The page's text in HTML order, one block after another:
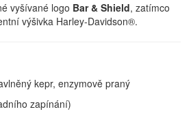
vyšívané logo Bar & Shield, zatímco
výšivka Harley-Davidson®.
kepr, enzymově praný
zapínání)